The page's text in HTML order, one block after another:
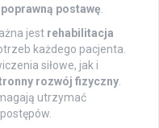
poprawną postawę
jest rehabilitacja
każdego pacjenta.
siłowe, jak i
rozwój fizyczny
utrzymać